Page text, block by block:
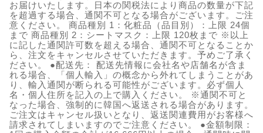
す
べ
す
べ
キ
メ
ケ
ア
シ
ー
ト
マ
お届けいたします。日本の関税法により商品の数量が下記
を超過する場合、通関不可となる場合がございます。ご注
意ください。 商品種別 1：化粧品（品目別）：上限 24個
まで 商品種別 2：シートマスク：上限 120枚まで ※以上
に記した通関許可数を超える場合、通関不可となることか
ら、注文をキャンセルさせていただきます。予めご了承く
ださい。 ●配送先： 配送先情報に会社名や店舗名が含ま
れる場合、「個人輸入」の概念から外れてしまうことがあ
り、輸入通関が断られる可能性がございます。必ず個人
名・個人住所を記入の上で購入ください。 ※通関不可と
なった場合、強制的に韓国へ返送される場合があります。
ご注文はキャンセル扱いとなり、返送関連費用がお客様へ
請求されてしまいますのでご注意ください。 ●金額制限：